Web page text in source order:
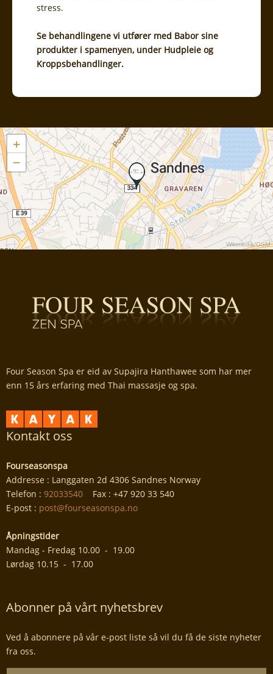
stress.
Se behandlingene vi utfører med Babor sine
produkter i spamenyen, under Hudpleie og
Kroppsbehandlinger.
+
−
Wikimedia/OSM
Four Season Spa er eid av Supajira Hanthawee som har mer
enn 15 års erfaring med Thai massasje og spa.
Kontakt oss
Fourseasonspa
Addresse : Langgaten 2d 4306 Sandnes Norway
Telefon : 92033540 Fax : +47 920 33 540
E-post : post@fourseasonspa.no
Åpningstider
Mandag - Fredag 10.00 - 19.00
Lørdag 10.15 - 17.00
Abonner på vårt nyhetsbrev
Ved å abonnere på vår e-post liste så vil du få de siste nyheter
fra oss.